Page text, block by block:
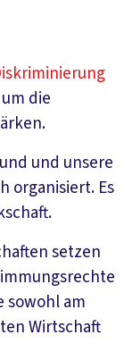
um die
und unsere
organisiert. Es
setzen
sowohl am
Wirtschaft